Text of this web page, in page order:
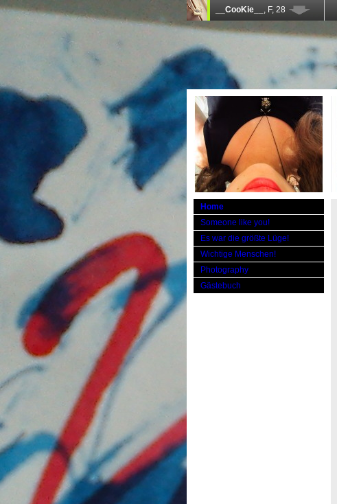
Home
Someone like you!
Es war die größte Lüge!
Wichtige Menschen!
Photography
Gästebuch